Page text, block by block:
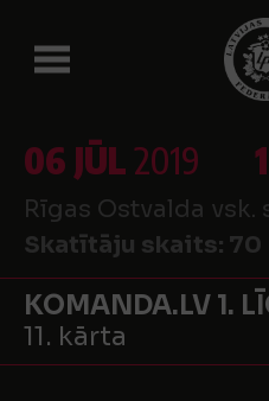
06 JŪL2019
Rīgas Ostvalda vsk.
Skatītāju skaits: 70
KOMANDA.LV 1.
11. kārta